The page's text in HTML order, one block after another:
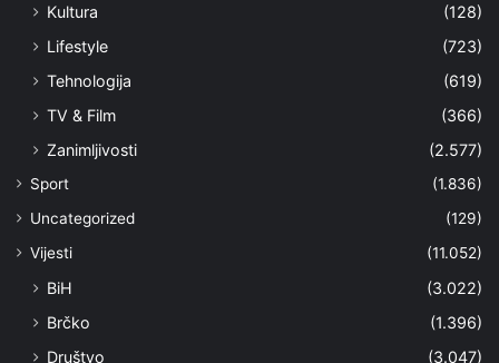
Kultura
(128)
Lifestyle
(723)
Tehnologija
(619)
TV & Film
(366)
Zanimljivosti
(2.577)
Sport
(1.836)
Uncategorized
(129)
Vijesti
(11.052)
BiH
(3.022)
Brčko
(1.396)
Društvo
(3.047)